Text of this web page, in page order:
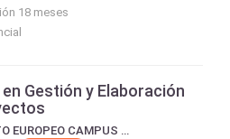
18 meses
Gestión y Elaboración
INSTITUTO EUROPEO CAMPUS STELLAE